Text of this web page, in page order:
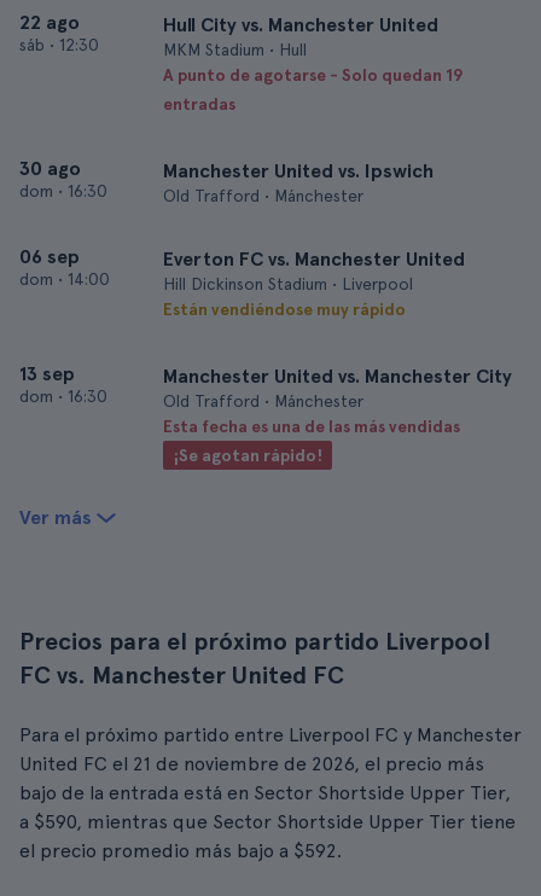
22 ago
sáb • 12:30
Hull City vs. Manchester United
MKM Stadium • Hull
A punto de agotarse - Solo quedan 19
entradas
30 ago
dom • 16:30
Manchester United vs. Ipswich
Old Trafford • Mánchester
06 sep
dom • 14:00
Everton FC vs. Manchester United
Hill Dickinson Stadium • Liverpool
Están vendiéndose muy rápido
13 sep
dom • 16:30
Manchester United vs. Manchester City
Old Trafford • Mánchester
Esta fecha es una de las más vendidas
¡Se agotan rápido!
Ver más
Precios para el próximo partido Liverpool
FC vs. Manchester United FC
Para el próximo partido entre Liverpool FC y Manchester
United FC el 21 de noviembre de 2026, el precio más
bajo de la entrada está en Sector Shortside Upper Tier,
a $590, mientras que Sector Shortside Upper Tier tiene
el precio promedio más bajo a $592.